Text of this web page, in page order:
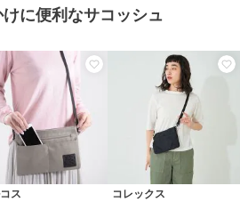
に便利なサコッシュ
ス コレックス